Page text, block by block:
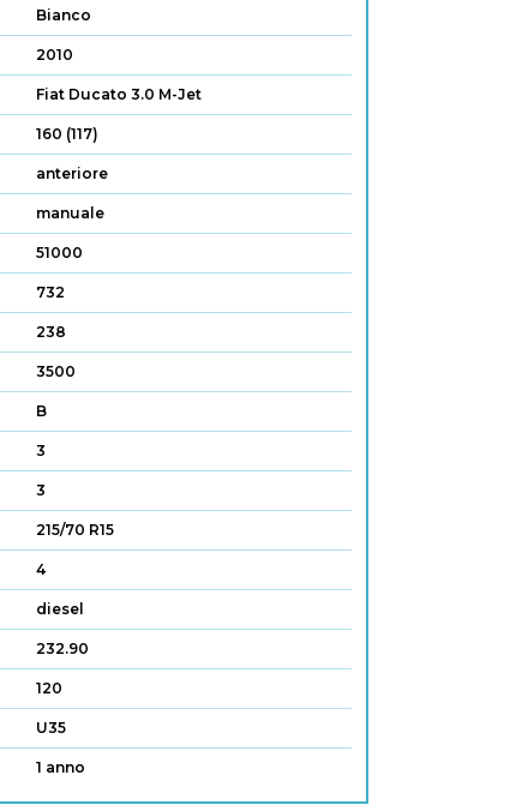
Bianco
2010
Fiat Ducato 3.0 M-Jet
160 (117)
anteriore
manuale
51000
732
238
3500
B
3
3
215/70 R15
4
diesel
232.90
120
U35
1 anno